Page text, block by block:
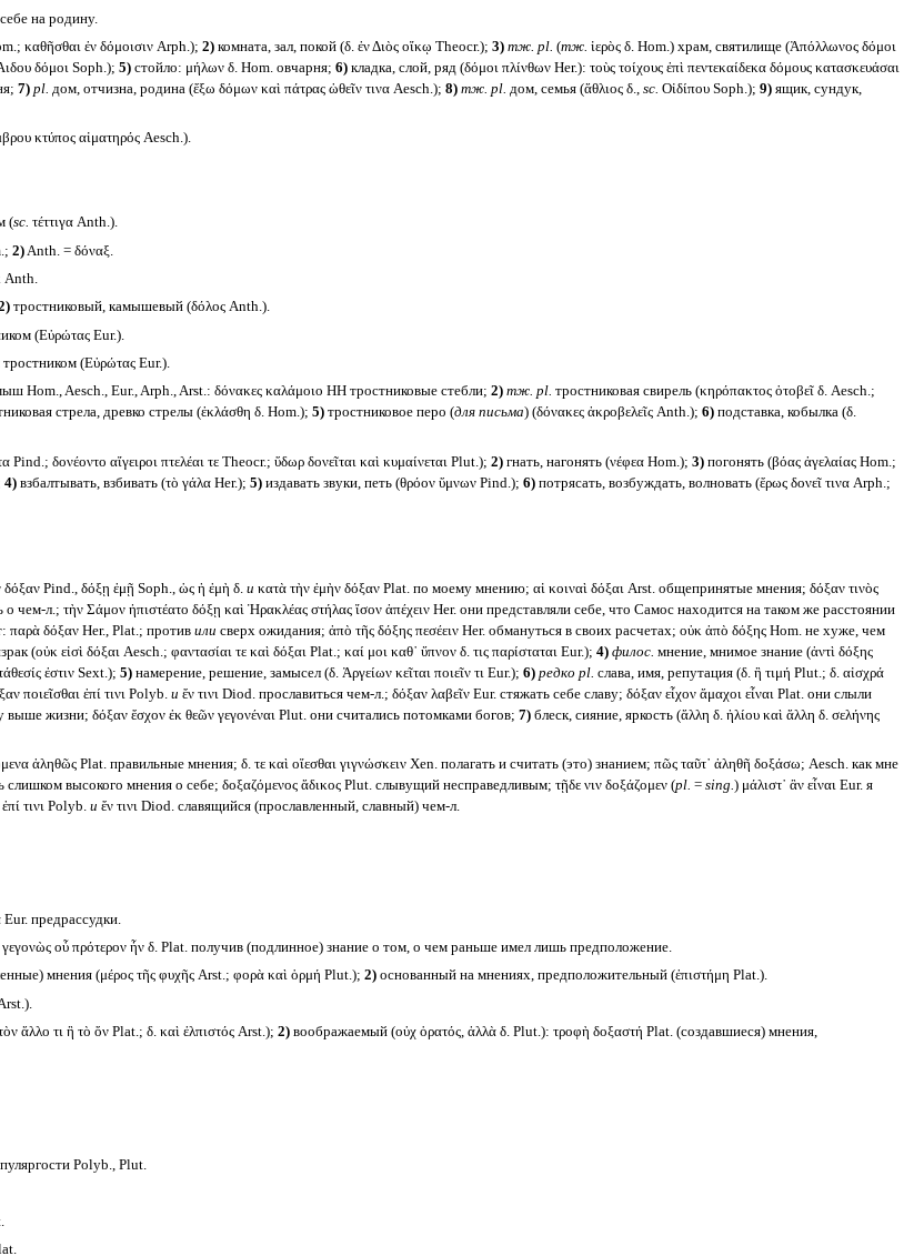
на родину.
καθῆσθαι ἐν δόμοισιν Arph.); 2)комната, зал, покой (δ. ἐν Διὸς οἴκῳ Theocr.); 3) тж. pl. (тж. ἱερὸς δ. Hom.) храм, святилище (Ἀπόλλωνος δόμοι
δόμοι Soph.); 5)стойло: μήλων δ. Hom. овчарня; 6)кладка, слой, ряд (δόμοι πλίνθων Her.): τοὺς τοίχους ἐπὶ πεντεκαίδεκα δόμους κατασκευάσαι
7) pl. дом, отчизна, родина (ἔξω δόμων καὶ πάτρας ὠθεῖν τινα Aesch.); 8) тж. pl. дом, семья (ἄθλιος δ., sc. Οἰδίπου Soph.); 9)ящик, сундук,
κτύπος αἱματηρός Aesch.).
(sc. τέττιγα Anth.).
2)Anth. = δόναξ.
Anth.
тростниковый, камышевый (δόλος Anth.).
(Εὐρώτας Eur.).
(Εὐρώτας Eur.).
Hom., Aesch., Eur., Arph., Arst.: δόνακες καλάμοιο HH тростниковые стебли; 2) тж. pl. тростниковая свирель (κηρόπακτος ὀτοβεῖ δ. Aesch.;
стрела, древко стрелы (ἐκλάσθη δ. Hom.); 5)тростниковое перо (для письма) (δόνακες ἀκροβελεῖς Anth.); 6)подставка, кобылка (δ.
δονέοντο αἴγειροι πτελέαι τε Theocr.; ὕδωρ δονεῖται καὶ κυμαίνεται Plut.); 2)гнать, нагонять (νέφεα Hom.); 3)погонять (βόας ἀγελαίας Hom.;
4)взбалтывать, взбивать (τὸ γάλα Her.); 5)издавать звуки, петь (θρόον ὕμνων Pind.); 6)потрясать, возбуждать, волновать (ἔρως δονεῖ τινα Arph.;
Pind., δόξῃ ἐμῇ Soph., ὡς ἡ ἐμὴ δ. и κατὰ τὴν ἐμὴν δόξαν Plat. по моему мнению; αἱ κοιναὶ δόξαι Arst. общепринятые мнения; δόξαν τινὸς
чем-л.; τὴν Σάμον ἠπιστέατο δόξῃ καὶ Ἡρακλέας στήλας ἴσον ἀπέχειν Her. они представляли себе, что Самос находится на таком же расстоянии
παρὰ δόξαν Her., Plat.; против или сверх ожидания; ἀπὸ τῆς δόξης πεσέειν Her. обмануться в своих расчетах; οὐκ ἀπὸ δόξης Hom. не хуже, чем
(οὐκ εἰσὶ δόξαι Aesch.; φαντασίαι τε καὶ δόξαι Plat.; καί μοι καθ᾽ ὔπνον δ. τις παρίσταται Eur.); 4) филос. мнение, мнимое знание (ἀντὶ δόξης
ἐστιν Sext.); 5)намерение, решение, замысел (δ. Ἀργείων κεῖται ποιεῖν τι Eur.); 6) редко pl. слава, имя, репутация (δ. ἢ τιμή Plut.; δ. αἰσχρά
ποιεῖσθαι ἐπί τινι Polyb. и ἔν τινι Diod. прославиться чем-л.; δόξαν λαβεῖν Eur. стяжать себе славу; δόξαν εἶχον ἄμαχοι εἶναι Plat. они слыли
выше жизни; δόξαν ἔσχον ἐκ θεῶν γεγονέναι Plut. они считались потомками богов; 7)блеск, сияние, яркость (ἄλλη δ. ἡλίου καὶ ἄλλη δ. σελήνης
ἀληθῶς Plat. правильные мнения; δ. τε καὶ οἴεσθαι γιγνώσκειν Xen. полагать и считать (это) знанием; πῶς ταῦτ᾽ ἀληθῆ δοξάσω; Aesch. как мне
слишком высокого мнения о себе; δοξαζόμενος ἄδικος Plut. слывущий несправедливым; τῇδε νιν δοξάζομεν (pl. = sing.) μάλιστ᾽ ἂν εἶναι Eur. я
τινι Polyb. и ἔν τινι Diod. славящийся (прославленный, славный) чем-л.
предрассудки.
οὗ πρότερον ἦν δ. Plat. получив (подлинное) знание о том, о чем раньше имел лишь предположение.
мнения (μέρος τῆς φυχῆς Arst.; φορὰ καὶ ὁρμή Plut.); 2)основанный на мнениях, предположительный (ἐπιστήμη Plat.).
τι ἢ τὸ ὄν Plat.; δ. καὶ ἐλπιστός Arst.); 2)воображаемый (οὐχ ὁρατός, ἀλλὰ δ. Plut.): τροφὴ δοξαστή Plat. (создавшиеся) мнения,
Polyb., Plut.